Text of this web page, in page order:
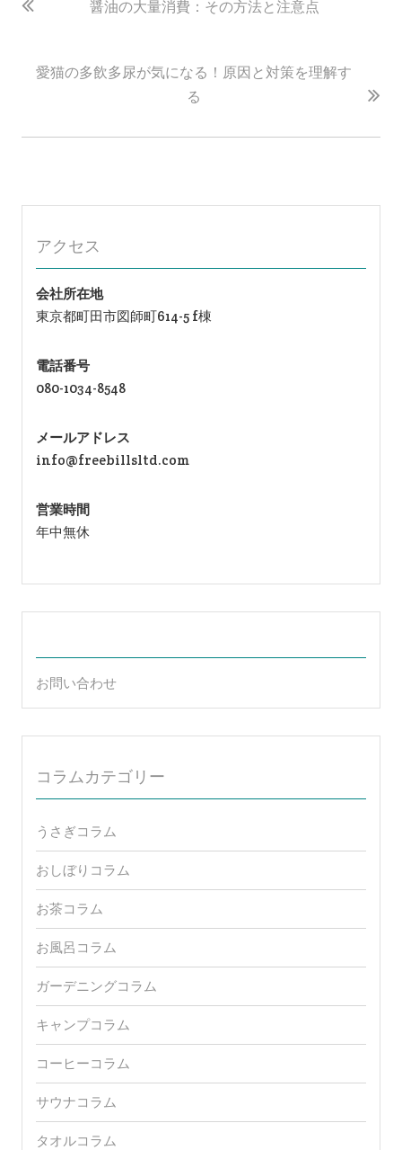
稿
ビ
ー
ン
醤油の大量消費：その方法と注意点
愛猫の多飲多尿が気になる！原因と対策を理解す
る
アクセス
会社所在地
東京都町田市図師町614-5 f棟
電話番号
080-1034-8548
メールアドレス
info@freebillsltd.com
営業時間
年中無休
お問い合わせ
コラムカテゴリー
うさぎコラム
おしぼりコラム
お茶コラム
お風呂コラム
ガーデニングコラム
キャンプコラム
コーヒーコラム
サウナコラム
タオルコラム